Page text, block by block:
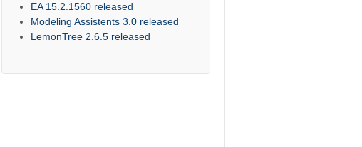
EA 15.2.1560 released
Modeling Assistents 3.0 released
LemonTree 2.6.5 released